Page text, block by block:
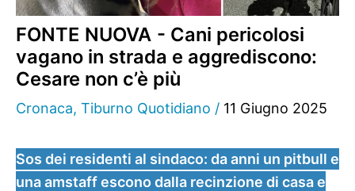
FONTE NUOVA - Cani pericolosi
vagano in strada e aggrediscono:
Cesare non c’è più
Cronaca, Tiburno Quotidiano / 11 Giugno 2025
Sos dei residenti al sindaco: da anni un pitbull e
una amstaff escono dalla recinzione di casa e